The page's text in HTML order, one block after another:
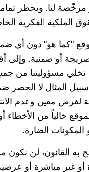
مرخّصة لنا. ويحظر
الملكية الفكرية
"كما هو" دون أي
أو ضمنية. وإلى
نخلي مسؤوليتنا من
المثال لا الحصر
لغرض معين وعدم
خالياً من الأخطاء أو
الضارة.
به القانون، لن
غير مباشرة أو عرضية